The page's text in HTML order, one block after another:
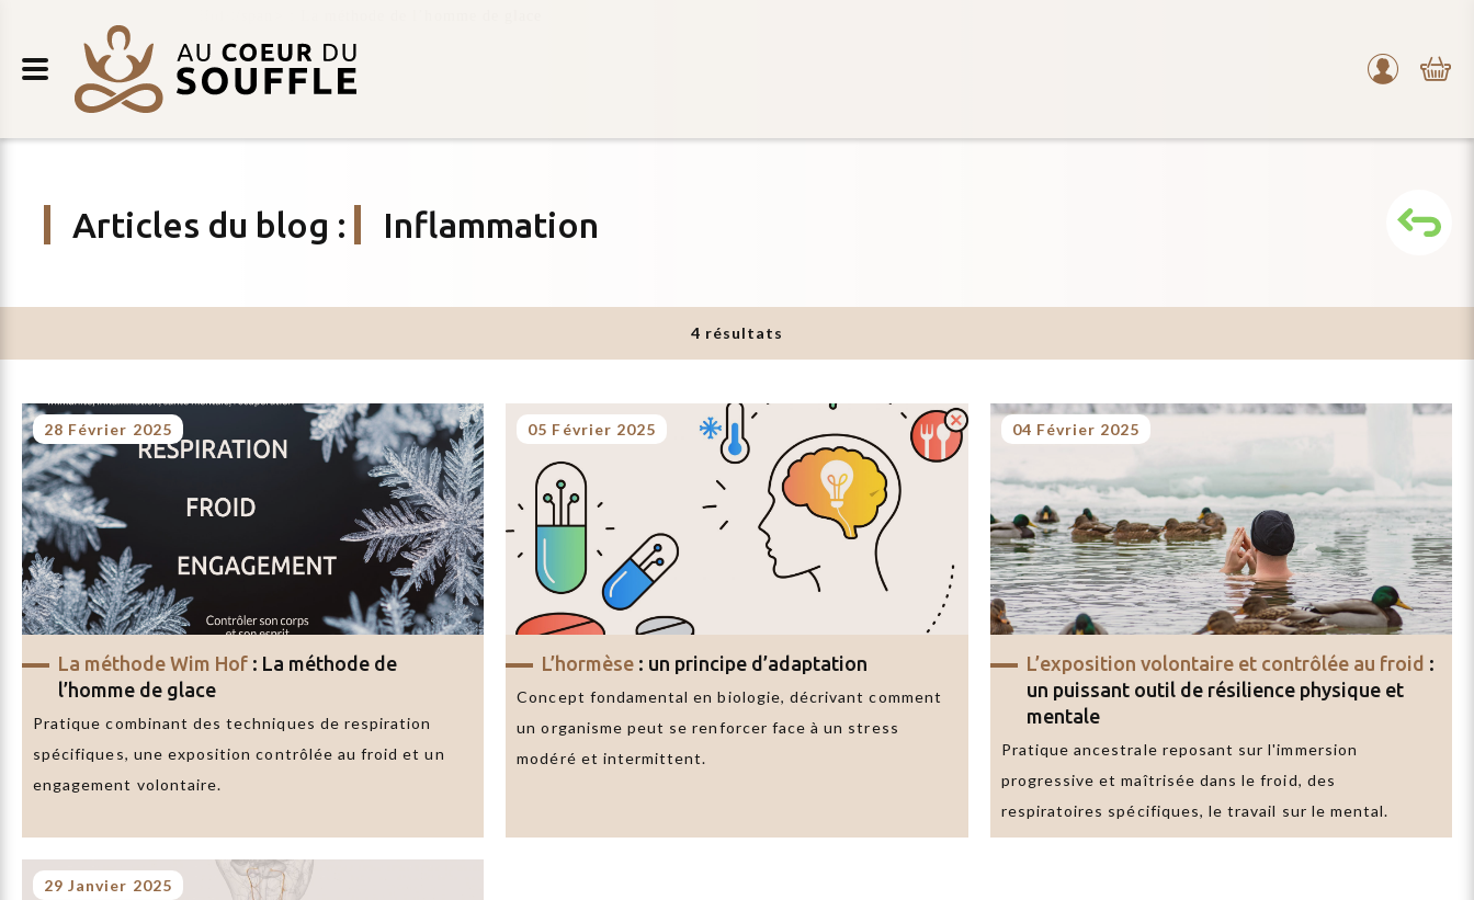
contenu
DU
Mon
Articles du blog : Inflammation
4 résultats
​La méthode Wim Hof : La méthode de
l’homme de glace
28 Février 2025
Pratique combinant des techniques de respiration
spécifiques, une exposition contrôlée au froid et un
engagement volontaire.
L’hormèse : un principe d’adaptation
05 Février 2025
Concept fondamental en biologie, décrivant comment
un organisme peut se renforcer face à un stress
modéré et intermittent.
L’exposition volontaire et contrôlée au froid :
un puissant outil de résilience physique et
mentale
04 Février 2025
Pratique ancestrale reposant sur l'immersion
progressive et maîtrisée dans le froid, des
respiratoires spécifiques, le travail sur le mental.
29 Janvier 2025